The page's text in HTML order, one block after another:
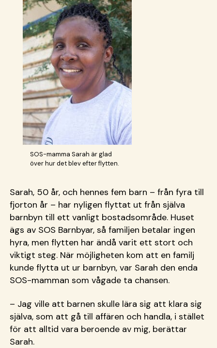
SOS-mamma Sarah är glad
över hur det blev efter flytten.
Sarah, 50 år, och hennes fem barn – från fyra till
fjorton år – har nyligen flyttat ut från själva
barnbyn till ett vanligt bostadsområde. Huset
ägs av SOS Barnbyar, så familjen betalar ingen
hyra, men flytten har ändå varit ett stort och
viktigt steg. När möjligheten kom att en familj
kunde flytta ut ur barnbyn, var Sarah den enda
SOS-mamman som vågade ta chansen.
– Jag ville att barnen skulle lära sig att klara sig
själva, som att gå till affären och handla, i stället
för att alltid vara beroende av mig, berättar
Sarah.